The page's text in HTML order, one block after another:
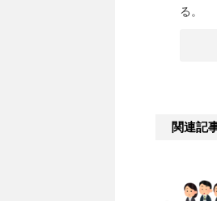
る。
関連記